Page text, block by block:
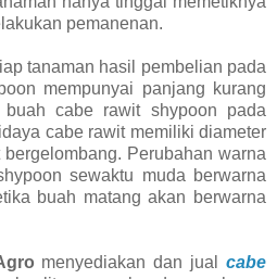
pemanenan.
tanaman hasil pembelian pada
mempunyai panjang kurang
cabe rawit shypoon pada
cabe rawit memiliki diameter
Perubahan warna
sewaktu muda berwarna
buah matang akan berwarna
menyediakan dan jualcabe